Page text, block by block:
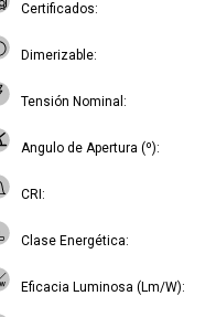
Certificados
Dimerizable
Tensión Nominal
Angulo de Apertura (º)
CRI
Clase Energética
Eficacia Luminosa (Lm/W)